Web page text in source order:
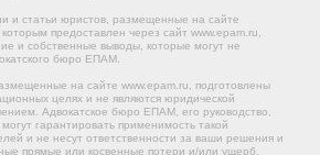
и статьи юристов, размещенные на сайте
предоставлен через сайт www.epam.ru,
и собственные выводы, которые могут не
бюро ЕПАМ.
на сайте www.epam.ru, подготовлены
целях и не являются юридической
Адвокатское бюро ЕПАМ, его руководство,
гарантировать применимость такой
и не несут ответственности за ваши решения и
прямые или косвенные потери и/или ущерб,